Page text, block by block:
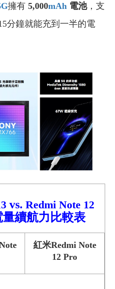
擁有 5,000mAh 電池，支
分鐘就能充到一半的電
vs. Redmi Note 12
續航力比較表
紅米Redmi Note
12 Pro